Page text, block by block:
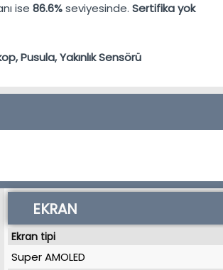
ise 86.6%seviyesinde. Sertifika yok
Pusula, Yakınlık Sensörü
EKRAN
Ekran tipi
Super AMOLED